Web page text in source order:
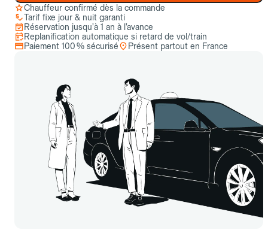
Chauffeur confirmé dès la commande
Tarif fixe jour & nuit garanti
Réservation jusqu’à 1 an à l’avance
Replanification automatique si retard de vol/train
Paiement 100 % sécurisé
Présent partout en France